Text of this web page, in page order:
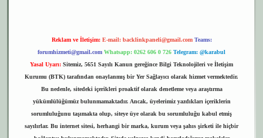
Reklam ve İletişim: E-mail: backlinkpaneli@gmail.com Teams:
forumhizmeti@gmail.com Whatsapp: 0262 606 0 726 Telegram: @karabul
Yasal Uyarı: Sitemiz, 5651 Sayılı Kanun gereğince Bilgi Teknolojileri ve İletişim
Kurumu (BTK) tarafından onaylanmış bir Yer Sağlayıcı olarak hizmet vermektedir.
Bu nedenle, sitedeki içerikleri proaktif olarak denetleme veya araştırma
yükümlülüğümüz bulunmamaktadır. Ancak, üyelerimiz yazdıkları içeriklerin
sorumluluğunu taşımakta olup, siteye üye olarak bu sorumluluğu kabul etmiş
sayılırlar. Bu internet sitesi, herhangi bir marka, kurum veya şahıs şirketi ile hiçbir